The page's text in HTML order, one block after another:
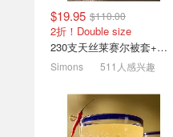
Simons 大降 | 麂皮乐福
$59(原$190)、床品套装$19
$19.95 $110.00
2折！Double size
230支天丝莱赛尔被套+枕套
Simons 511人感兴趣